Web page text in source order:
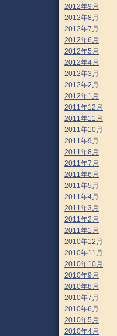
2012年9月
2012年8月
2012年7月
2012年6月
2012年5月
2012年4月
2012年3月
2012年2月
2012年1月
2011年12月
2011年11月
2011年10月
2011年9月
2011年8月
2011年7月
2011年6月
2011年5月
2011年4月
2011年3月
2011年2月
2011年1月
2010年12月
2010年11月
2010年10月
2010年9月
2010年8月
2010年7月
2010年6月
2010年5月
2010年4月